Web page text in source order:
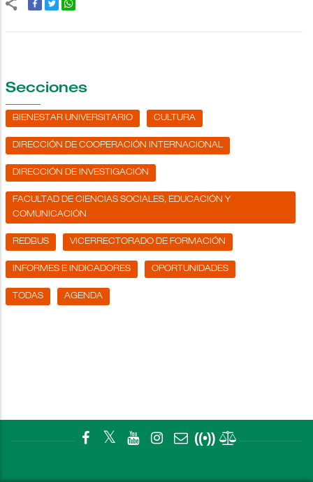
Secciones
BIENESTAR UNIVERSITARIO CULTURA
DIRECCIÓN DE COOPERACIÓN INTERNACIONAL
DIRECCIÓN DE INVESTIGACIÓN
FACULTAD DE CIENCIAS SOCIALES, EDUCACIÓN Y
COMUNICACIÓN
REDBUS VICERRECTORADO DE FORMACIÓN
INFORMES E INDICADORES OPORTUNIDADES
TODAS AGENDA